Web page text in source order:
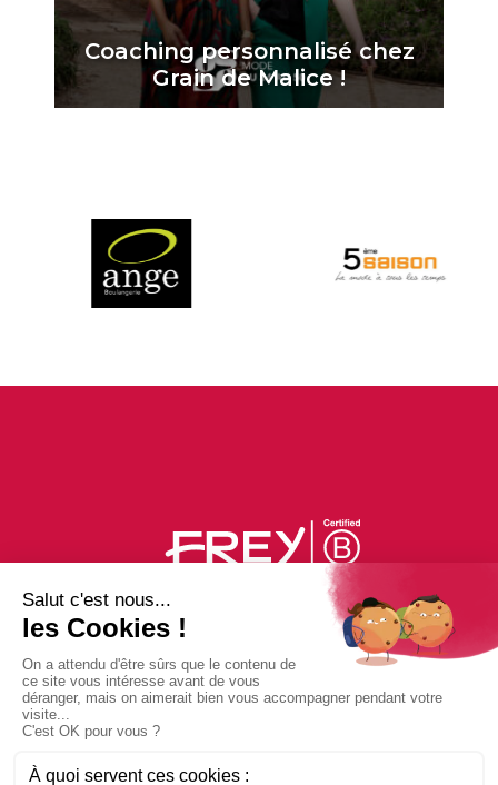
Coaching personnalisé chez
Grain de Malice !
PLAN DU CENTRE BONS PLANS
PHOTOS